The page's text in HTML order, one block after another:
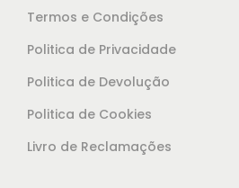
Termos e Condições
Politica de Privacidade
Politica de Devolução
Politica de Cookies
Livro de Reclamações